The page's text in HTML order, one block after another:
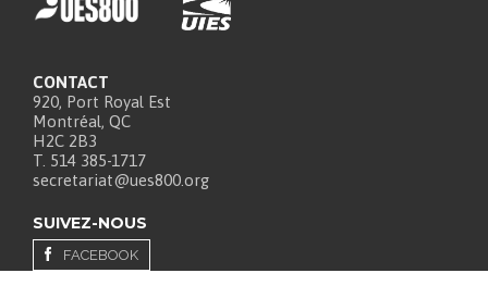
CONTACT
920, Port Royal Est
Montréal, QC
H2C 2B3
T. 514 385-1717
secretariat@ues800.org
SUIVEZ-NOUS
FACEBOOK